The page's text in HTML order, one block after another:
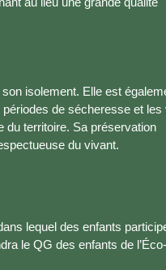
isolement. Elle est
de sécheresse et les
du territoire. Sa préservation
du vivant.
lequel des enfants
le QG des enfants de l’Éco-